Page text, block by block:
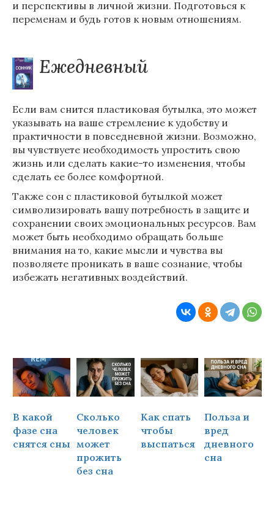
и перспективы в личной жизни. Подготовься к
переменам и будь готов к новым отношениям.
Ежедневный
Если вам снится пластиковая бутылка, это может
указывать на ваше стремление к удобству и
практичности в повседневной жизни. Возможно,
вы чувствуете необходимость упростить свою
жизнь или сделать какие-то изменения, чтобы
сделать ее более комфортной.
Также сон с пластиковой бутылкой может
символизировать вашу потребность в защите и
сохранении своих эмоциональных ресурсов. Вам
может быть необходимо обращать больше
внимания на то, какие мысли и чувства вы
позволяете проникать в ваше сознание, чтобы
избежать негативных воздействий.
В какой
фазе сна
снятся сны
Сколько
человек
может
прожить
без сна
Как спать
чтобы
выспаться
Польза и
вред
дневного
сна